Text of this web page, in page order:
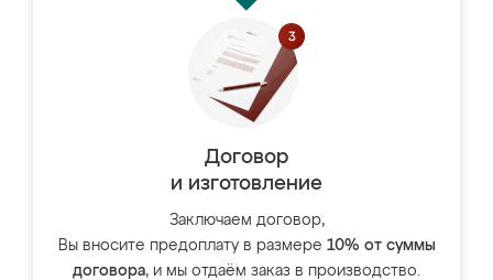
Договор
и изготовление
Заключаем договор,
Вы вносите предоплату в размере 10% от суммы
договора, и мы отдаём заказ в производство.